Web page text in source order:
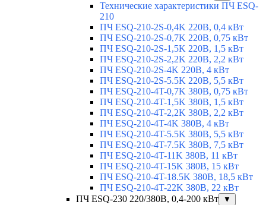
Технические характеристики ПЧ ESQ-
210
ПЧ ESQ-210-2S-0,4K 220В, 0,4 кВт
ПЧ ESQ-210-2S-0,7K 220В, 0,75 кВт
ПЧ ESQ-210-2S-1,5K 220В, 1,5 кВт
ПЧ ESQ-210-2S-2,2K 220В, 2,2 кВт
ПЧ ESQ-210-2S-4K 220В, 4 кВт
ПЧ ESQ-210-2S-5.5K 220В, 5,5 кВт
ПЧ ESQ-210-4T-0,7K 380В, 0,75 кВт
ПЧ ESQ-210-4T-1,5K 380В, 1,5 кВт
ПЧ ESQ-210-4T-2,2K 380В, 2,2 кВт
ПЧ ESQ-210-4T-4K 380В, 4 кВт
ПЧ ESQ-210-4T-5.5K 380В, 5,5 кВт
ПЧ ESQ-210-4T-7.5K 380В, 7,5 кВт
ПЧ ESQ-210-4T-11K 380В, 11 кВт
ПЧ ESQ-210-4T-15K 380В, 15 кВт
ПЧ ESQ-210-4T-18.5K 380В, 18,5 кВт
ПЧ ESQ-210-4T-22K 380В, 22 кВт
ПЧ ESQ-230 220/380В, 0,4-200 кВт
▼